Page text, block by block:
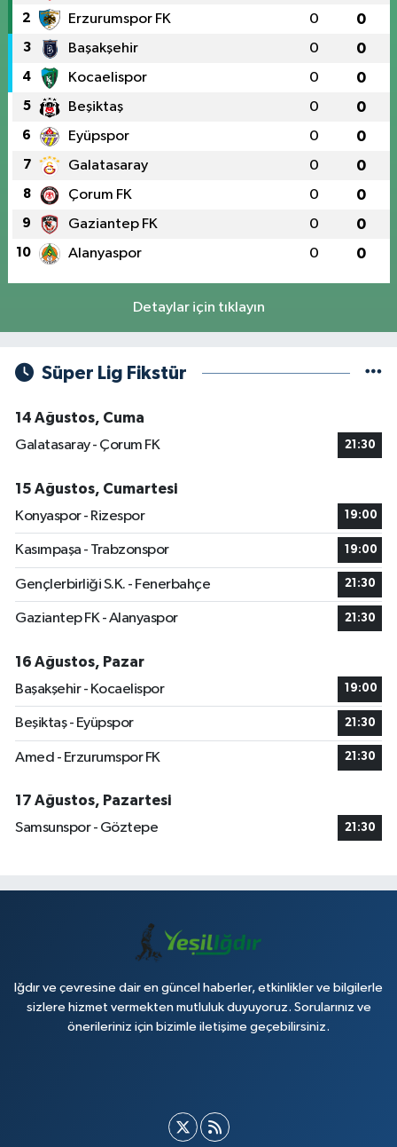
2 Erzurumspor FK 0 0
3 Başakşehir 0 0
4 Kocaelispor 0 0
5 Beşiktaş 0 0
6 Eyüpspor 0 0
7 Galatasaray 0 0
8 Çorum FK 0 0
9 Gaziantep FK 0 0
10 Alanyaspor 0 0
Detaylar için tıklayın
Süper Lig Fikstür
14 Ağustos, Cuma
Galatasaray - Çorum FK
21:30
15 Ağustos, Cumartesi
Konyaspor - Rizespor
19:00
Kasımpaşa - Trabzonspor 19:00
Gençlerbirliği S.K. - Fenerbahçe 21:30
Gaziantep FK - Alanyaspor 21:30
16 Ağustos, Pazar
Başakşehir - Kocaelispor
19:00
Beşiktaş - Eyüpspor 21:30
Amed - Erzurumspor FK 21:30
17 Ağustos, Pazartesi
Samsunspor - Göztepe
21:30
Iğdır ve çevresine dair en güncel haberler, etkinlikler ve bilgilerle
sizlere hizmet vermekten mutluluk duyuyoruz. Sorularınız ve
önerileriniz için bizimle iletişime geçebilirsiniz.